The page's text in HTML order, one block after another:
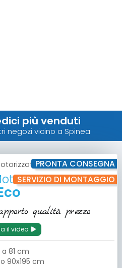
più venduti
negozi vicino a Spinea
PRONTA CONSEGNA
SERVIZIO DI MONTAGGIO
qualità prezzo
il video
81 cm
90x195 cm